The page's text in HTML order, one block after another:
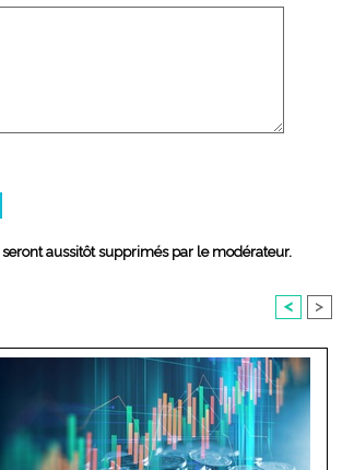
aussitôt supprimés par le modérateur.
< >